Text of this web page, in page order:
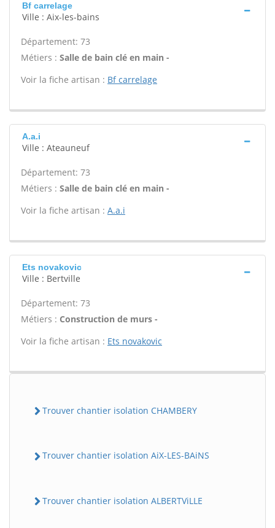
Bf carrelage
Ville : Aix-les-bains
Département: 73
Métiers : Salle de bain clé en main -
Voir la fiche artisan : Bf carrelage
A.a.i
Ville : Ateauneuf
Département: 73
Métiers : Salle de bain clé en main -
Voir la fiche artisan : A.a.i
Ets novakovic
Ville : Bertville
Département: 73
Métiers : Construction de murs -
Voir la fiche artisan : Ets novakovic
Trouver chantier isolation CHAMBERY
Trouver chantier isolation AiX-LES-BAiNS
Trouver chantier isolation ALBERTViLLE